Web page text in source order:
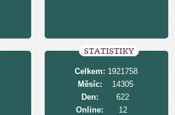
STATISTIKY
Online: 12
Celkem: 1921758
Měsíc:
14305
Den:
622